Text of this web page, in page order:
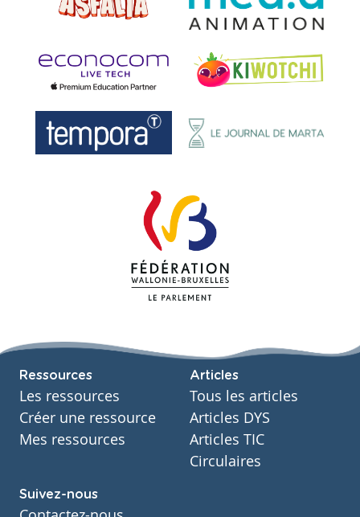
Ressources
Les ressources
Créer une ressource
Mes ressources
Articles
Tous les articles
Articles DYS
Articles TIC
Circulaires
Suivez-nous